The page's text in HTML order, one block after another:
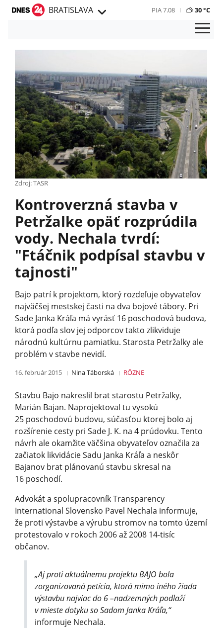
BRATISLAVA PIA 7.08 30 °C
Zdroj: TASR
Kontroverzná stavba v
Petržalke opäť rozprúdila
vody. Nechala tvrdí:
"Ftáčnik podpísal stavbu v
tajnosti"
Bajo patrí k projektom, ktorý rozdeľuje obyvateľov
najväčšej mestskej časti na dva bojové tábory. Pri
Sade Janka Kráľa má vyrásť 16 poschodová budova,
ktorá podľa slov jej odporcov takto zlikviduje
národnú kultúrnu pamiatku. Starosta Petržalky ale
problém v stavbe nevidí.
16. február 2015 Nina Táborská RÔZNE
Stavbu Bajo nakreslil brat starostu Petržalky,
Marián Bajan. Naprojektoval tu vysokú
25 poschodovú budovu, súčasťou ktorej bolo aj
rozšírenie cesty pri Sade J. K. na 4 prúdovku. Tento
návrh ale okamžite väčšina obyvateľov označila za
začiatok likvidácie Sadu Janka Kráľa a neskôr
Bajanov brat plánovanú stavbu skresal na
16 poschodí.
Advokát a spolupracovník Transparency
International Slovensko Pavel Nechala informuje,
že proti výstavbe a výrubu stromov na tomto území
protestovalo v rokoch 2006 až 2008 14-tisíc
občanov.
„Aj proti aktuálnemu projektu BAJO bola
zorganizovaná petícia, ktorá mimo iného žiada
výstavbu najviac do 6 –nadzemných podlaží
v mieste dotyku so Sadom Janka Kráľa,“
informuje Nechala.